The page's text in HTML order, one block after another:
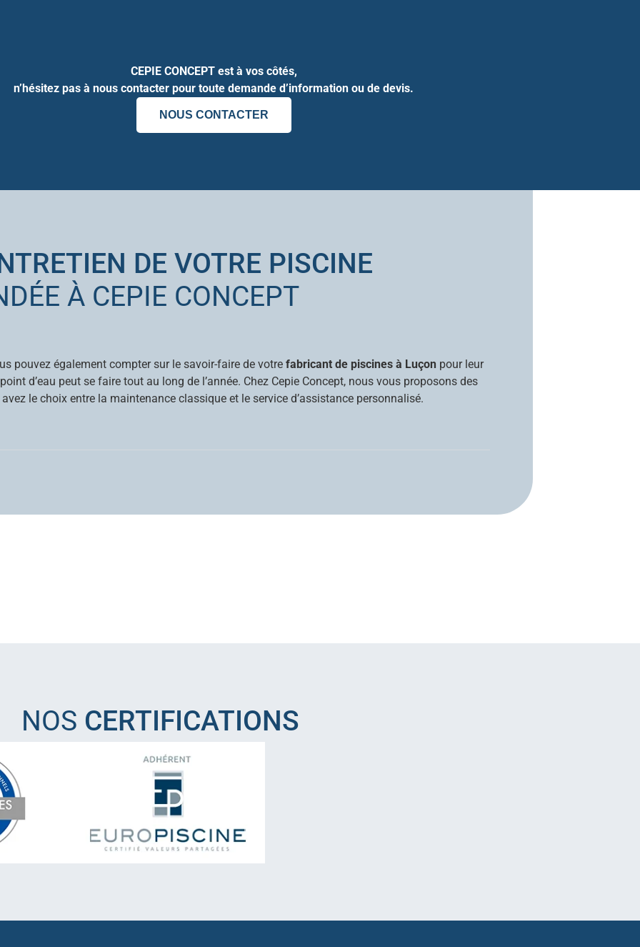
CEPIE CONCEPT est à vos côtés,
n’hésitez pas à nous contacter pour toute demande d’information ou de devis.
NOUS CONTACTER
DE VOTRE PISCINE
À CEPIE CONCEPT
pouvez également compter sur le savoir-faire de votre fabricant de piscines à Luçon pour leur
d’eau peut se faire tout au long de l’année. Chez Cepie Concept, nous vous proposons des
le choix entre la maintenance classique et le service d’assistance personnalisé.
NOS CERTIFICATIONS